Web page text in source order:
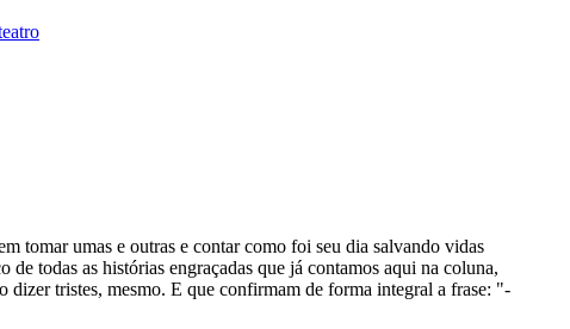
tomar umas e outras e contar como foi seu dia salvando vidas
todas as histórias engraçadas que já contamos aqui na coluna,
dizer tristes, mesmo. E que confirmam de forma integral a frase: "-